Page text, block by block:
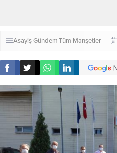
AsayişGündem Tüm Manşetler